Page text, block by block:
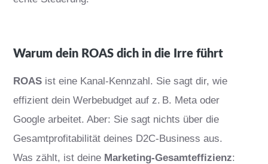
Warum dein ROAS dich in die Irre führt
ROAS ist eine Kanal-Kennzahl. Sie sagt dir, wie
effizient dein Werbebudget auf z. B. Meta oder
Google arbeitet. Aber: Sie sagt nichts über die
Gesamtprofitabilität deines D2C-Business aus.
Was zählt, ist deine Marketing-Gesamteffizienz: